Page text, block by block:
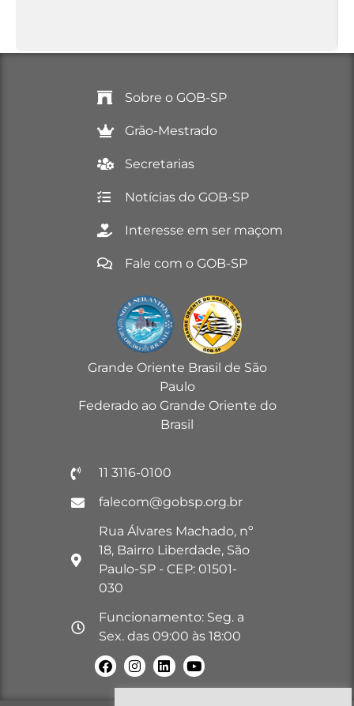
Sobre o GOB-SP
Grão-Mestrado
Secretarias
Notícias do GOB-SP
Interesse em ser maçom
Fale com o GOB-SP
Grande Oriente Brasil de São
Paulo
Federado ao Grande Oriente do
Brasil
11 3116-0100
falecom@gobsp.org.br
Rua Álvares Machado, nº
18, Bairro Liberdade, São
Paulo-SP - CEP: 01501-
030
Funcionamento: Seg. a
Sex. das 09:00 às 18:00